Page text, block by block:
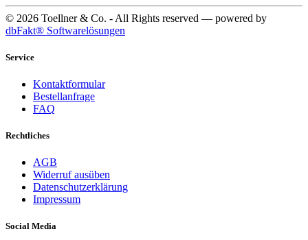
© 2026 Toellner & Co. - All Rights reserved — powered by
dbFakt® Softwarelösungen
Service
Kontaktformular
Bestellanfrage
FAQ
Rechtliches
AGB
Widerruf ausüben
Datenschutzerklärung
Impressum
Social Media